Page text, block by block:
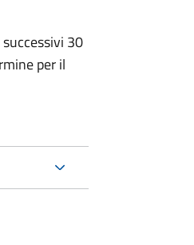
30
per il